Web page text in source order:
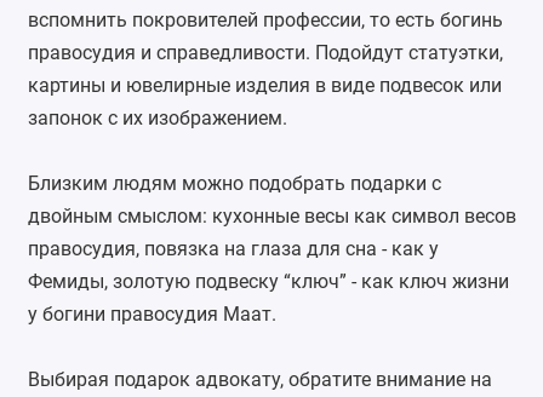
вспомнить покровителей профессии, то есть богинь
правосудия и справедливости. Подойдут статуэтки,
картины и ювелирные изделия в виде подвесок или
запонок с их изображением.
Близким людям можно подобрать подарки с
двойным смыслом: кухонные весы как символ весов
правосудия, повязка на глаза для сна - как у
Фемиды, золотую подвеску “ключ” - как ключ жизни
у богини правосудия Маат.
Выбирая подарок адвокату, обратите внимание на